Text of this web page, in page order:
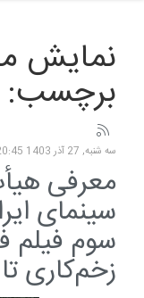
نمایش
سه شنبه, 27 آذر 1403 20:45
معرفی
سینمای
سوم فیلم
زخم‌کاری